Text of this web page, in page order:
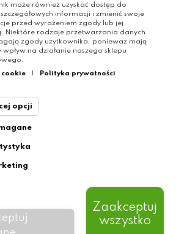
ORIGINAL POLSKA© 2021
może również uzyskać dostęp do
informacji i zmienić swoje
przed wyrażeniem zgody lub jej
Niektóre rodzaje przetwarzania danych
zgody użytkownika, ponieważ mają
wpływ na działanie naszego sklepu
cookie
Polityka prywatności
opcji
cookie wymagane do
przeglądania witryny i
korzystania z jej
podstawowych funkcji. Te
Zaakceptuj
wszystko